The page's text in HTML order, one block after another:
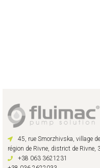
45, rue Smorzhivska, village
région de Rivne, district de Rivne,
+38 063 3621231